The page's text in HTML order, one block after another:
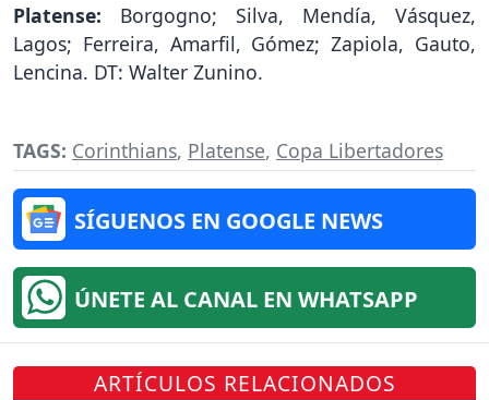
Platense: Borgogno; Silva, Mendía, Vásquez,
Lagos; Ferreira, Amarfil, Gómez; Zapiola, Gauto,
Lencina. DT: Walter Zunino.
TAGS: Corinthians, Platense, Copa Libertadores
SÍGUENOS EN GOOGLE NEWS
ÚNETE AL CANAL EN WHATSAPP
ARTÍCULOS RELACIONADOS